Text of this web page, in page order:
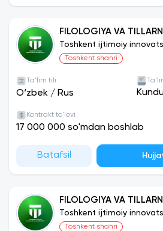
FILOLOGIYA VA
TILI
Toshkent ijtimoiy
Toshkent shahri
Ta'lim tili
O‘zbek / Rus
Kontrakt to'lovi
17 000 000 so'mdan boshlab
Batafsil
FILOLOGIYA VA
Toshkent ijtimoiy
Toshkent shahri